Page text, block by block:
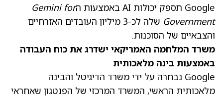
Google תספק יכולות AI באמצעות ה
Gemini for
Government
שלה לכ-3 מיליון העובדים האזרחיים
והצבאיים של הסוכנות.
משרד המלחמה האמריקאי ישדרג את כוח העבודה
באמצעות בינה מלאכותית
Google נבחרה על ידי משרד הדיגיטל והבינה
מלאכותית הראשי, המשרד המרכזי של הפנטגון שאחראי